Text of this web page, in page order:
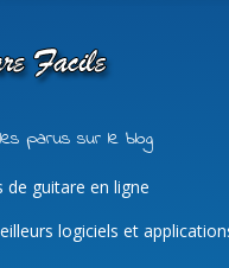
parus sur le blog
de guitare en ligne
logiciels et